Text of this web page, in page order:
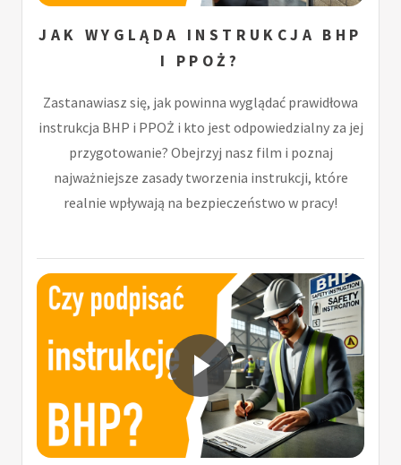
JAK WYGLĄDA INSTRUKCJA BHP
I PPOŻ?
Zastanawiasz się, jak powinna wyglądać prawidłowa
instrukcja BHP i PPOŻ i kto jest odpowiedzialny za jej
przygotowanie? Obejrzyj nasz film i poznaj
najważniejsze zasady tworzenia instrukcji, które
realnie wpływają na bezpieczeństwo w pracy!